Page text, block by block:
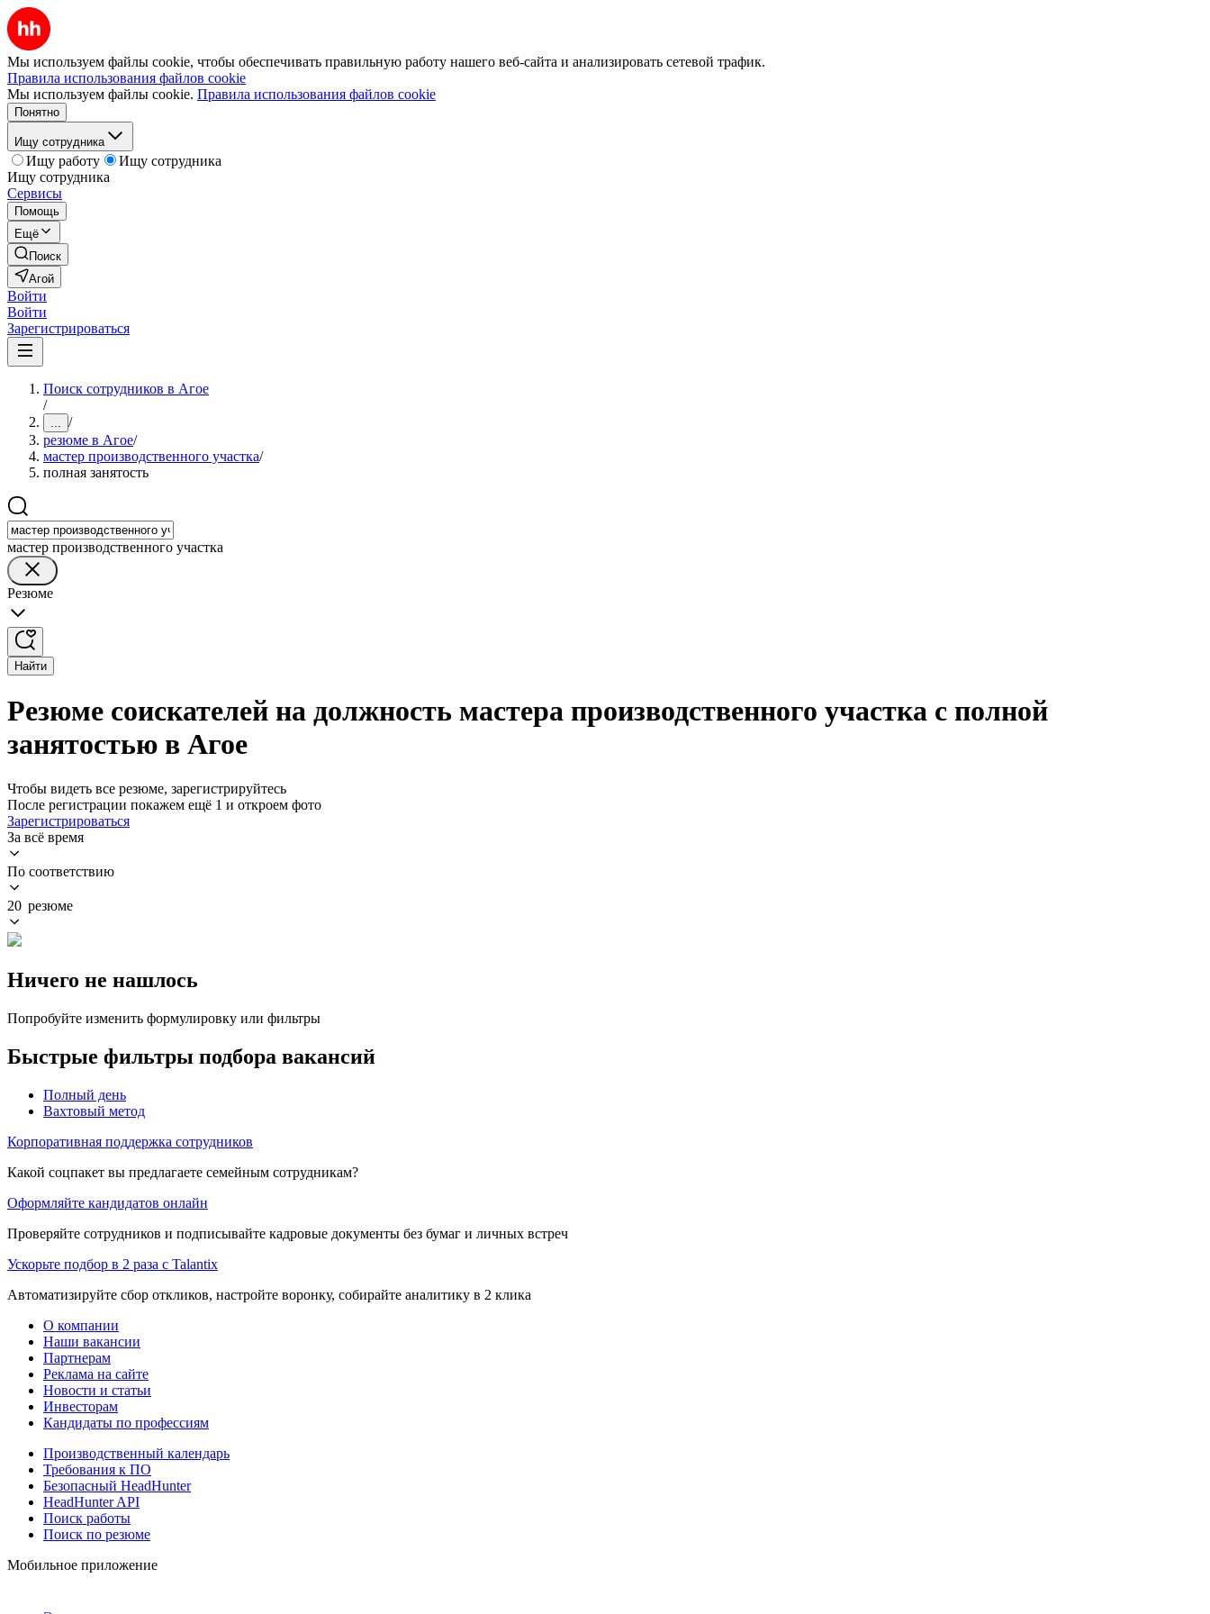
Мы используем файлы cookie, чтобы обеспечивать правильную работу нашего веб-сайта и анализировать сетевой трафик.
Правила использования файлов cookie
Мы используем файлы cookie. Правила использования файлов cookie
Понятно
Ищу сотрудника
Ищу работу
Ищу сотрудника
Ищу сотрудника
Сервисы
Помощь
Ещё
Поиск
Агой
Войти
Войти
Зарегистрироваться
Поиск сотрудников в Агое
/
... /
резюме в Агое/
мастер производственного участка/
полная занятость
мастер производственного участка
Резюме
Найти
Резюме соискателей на должность мастера производственного участка с полной
занятостью в Агое
Чтобы видеть все резюме, зарегистрируйтесь
После регистрации покажем ещё 1 и откроем фото
Зарегистрироваться
За всё время
По соответствию
20 резюме
Ничего не нашлось
Попробуйте изменить формулировку или фильтры
Быстрые фильтры подбора вакансий
Полный день
Вахтовый метод
Корпоративная поддержка сотрудников
Какой соцпакет вы предлагаете семейным сотрудникам?
Оформляйте кандидатов онлайн
Проверяйте сотрудников и подписывайте кадровые документы без бумаг и личных встреч
Ускорьте подбор в 2 раза с Talantix
Автоматизируйте сбор откликов, настройте воронку, собирайте аналитику в 2 клика
О компании
Наши вакансии
Партнерам
Реклама на сайте
Новости и статьи
Инвесторам
Кандидаты по профессиям
Производственный календарь
Требования к ПО
Безопасный HeadHunter
HeadHunter API
Поиск работы
Поиск по резюме
Мобильное приложение